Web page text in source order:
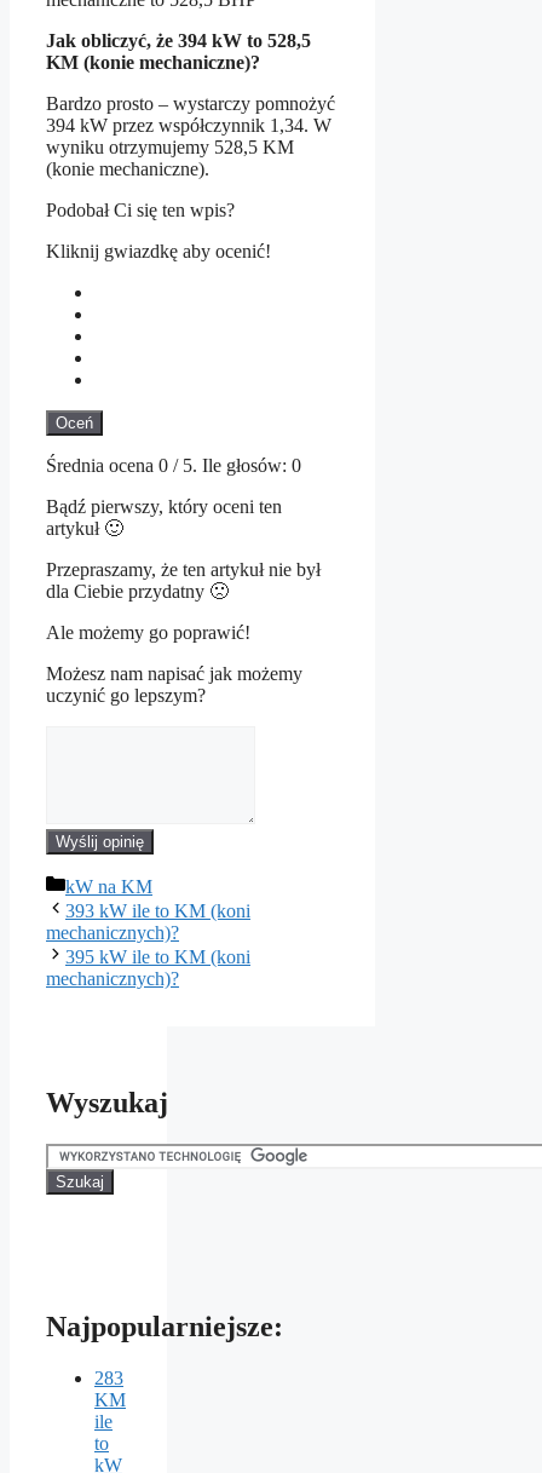
Jak obliczyć, że 394 kW to 528,5
KM (konie mechaniczne)?
Bardzo prosto – wystarczy pomnożyć
394 kW przez współczynnik 1,34. W
wyniku otrzymujemy 528,5 KM
(konie mechaniczne).
Podobał Ci się ten wpis?
Kliknij gwiazdkę aby ocenić!
Oceń
Średnia ocena 0 / 5. Ile głosów: 0
Bądź pierwszy, który oceni ten
artykuł 🙂
Przepraszamy, że ten artykuł nie był
dla Ciebie przydatny 🙁
Ale możemy go poprawić!
Możesz nam napisać jak możemy
uczynić go lepszym?
Wyślij opinię
Kategorie
kW na KM
393 kW ile to KM (koni
mechanicznych)?
395 kW ile to KM (koni
mechanicznych)?
Wyszukaj
Najpopularniejsze:
283
KM
ile
to
kW